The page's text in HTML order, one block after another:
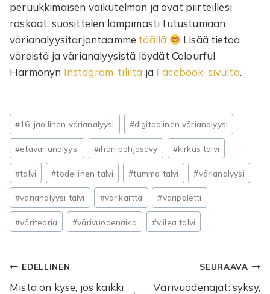
peruukkimaisen vaikutelman ja ovat piirteillesi
raskaat, suosittelen lämpimästi tutustumaan
värianalyysitarjontaamme täällä
Lisää tietoa
väreistä ja värianalyysistä löydät Colourful
Harmonyn Instagram-tililtä ja Facebook-sivulta.
Avainsanat:
#16-jaollinen värianalyysi #digitaalinen värianalyysi
#etävärianalyysi #ihon pohjasävy #kirkas talvi
#talvi #todellinen talvi #tumma talvi #värianalyysi
#värianalyysi talvi #värikartta #väripaletti
#väriteoria #värivuodenaika #viileä talvi
Artikkelien
EDELLINEN
Mistä on kyse, jos kaikki
SEURAAVA
Värivuodenajat: syksy,